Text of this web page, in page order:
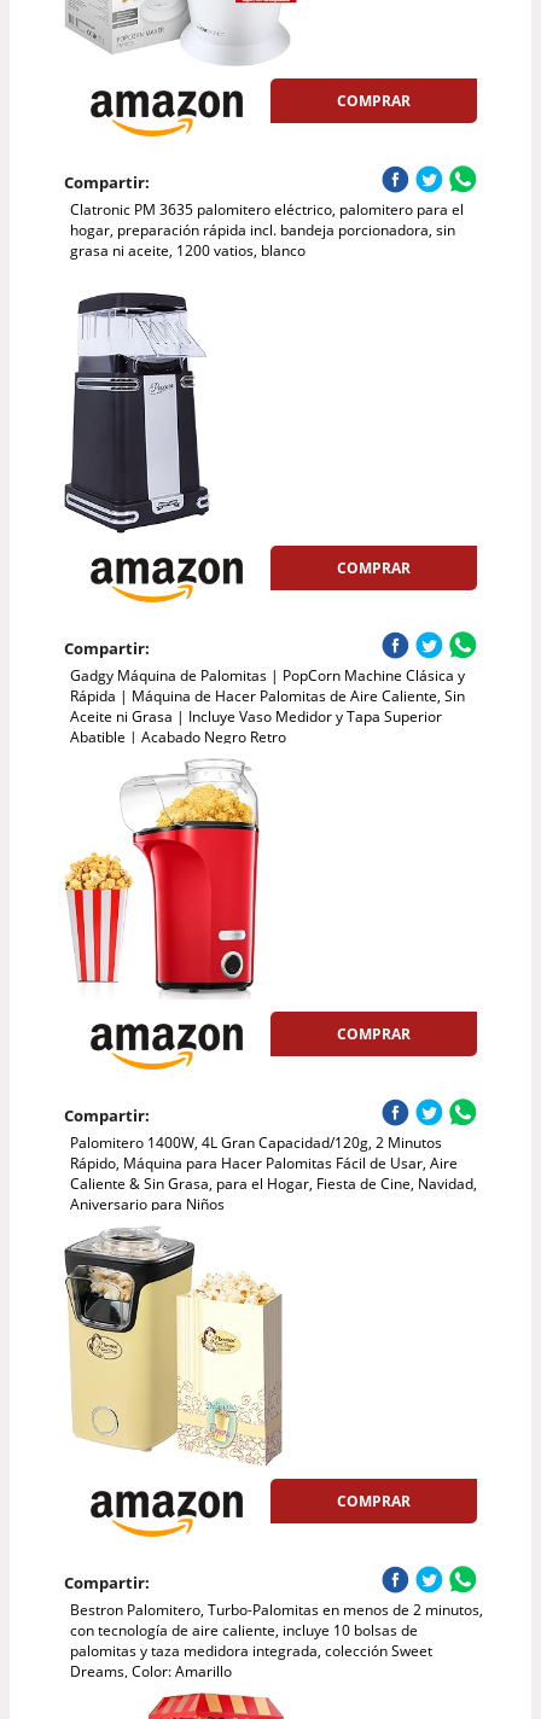
COMPRAR
Compartir:
Clatronic PM 3635 palomitero eléctrico, palomitero para el
hogar, preparación rápida incl. bandeja porcionadora, sin
grasa ni aceite, 1200 vatios, blanco
COMPRAR
Compartir:
Gadgy Máquina de Palomitas | PopCorn Machine Clásica y
Rápida | Máquina de Hacer Palomitas de Aire Caliente, Sin
Aceite ni Grasa | Incluye Vaso Medidor y Tapa Superior
Abatible | Acabado Negro Retro
COMPRAR
Compartir:
Palomitero 1400W, 4L Gran Capacidad/120g, 2 Minutos
Rápido, Máquina para Hacer Palomitas Fácil de Usar, Aire
Caliente & Sin Grasa, para el Hogar, Fiesta de Cine, Navidad,
Aniversario para Niños
COMPRAR
Compartir:
Bestron Palomitero, Turbo-Palomitas en menos de 2 minutos,
con tecnología de aire caliente, incluye 10 bolsas de
palomitas y taza medidora integrada, colección Sweet
Dreams, Color: Amarillo